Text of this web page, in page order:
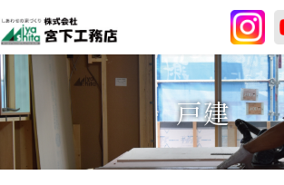
イ
ン
コ
ン
テ
ン
ツ
戸建